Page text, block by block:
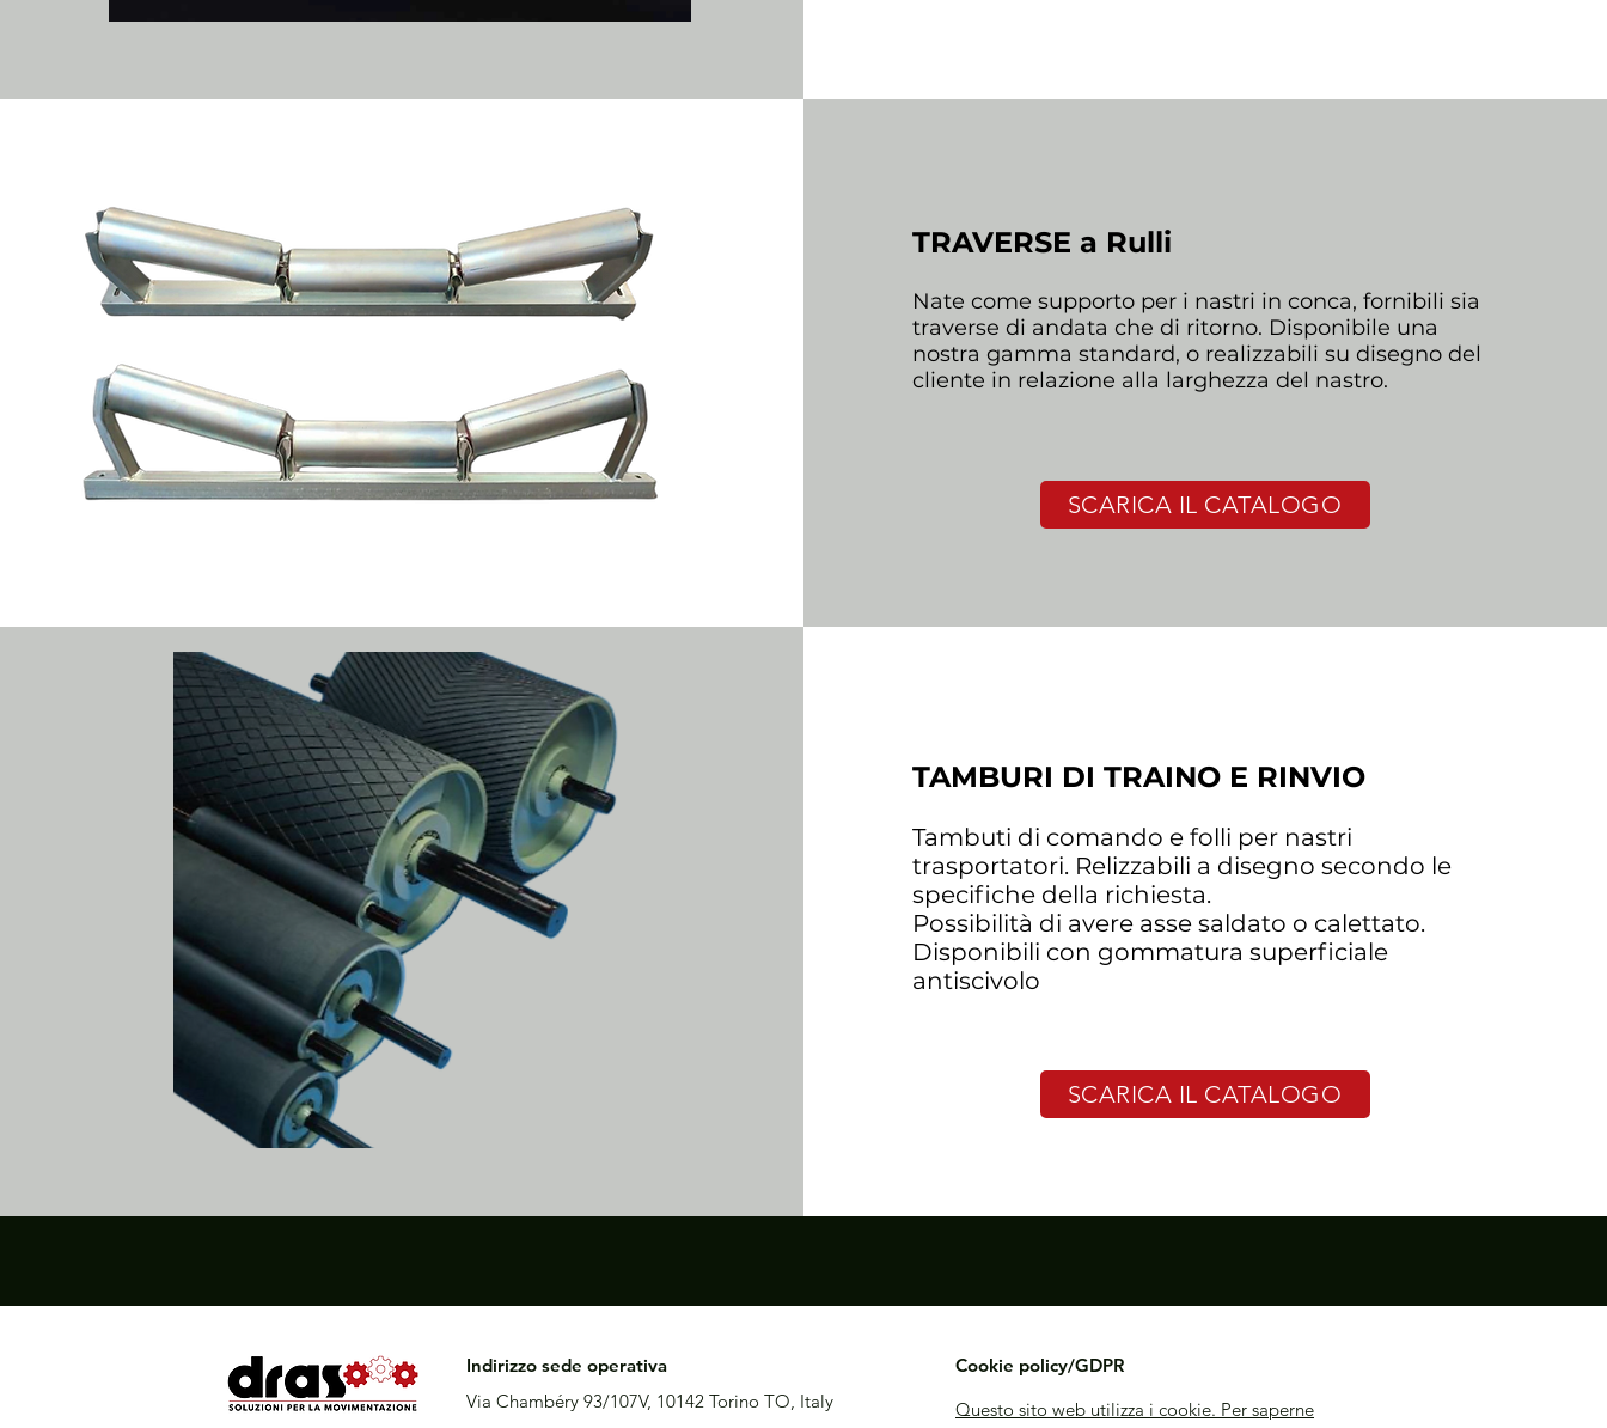
TRAVERSE a Rulli
Nate come supporto per i nastri in conca, fornibili sia
traverse di andata che di ritorno. Disponibile una
nostra gamma standard, o realizzabili su disegno del
cliente in relazione alla larghezza del nastro.
SCARICA IL CATALOGO
TAMBURI DI TRAINO E RINVIO
Tambuti di comando e folli per nastri
trasportatori. Relizzabili a disegno secondo le
specifiche della richiesta.
Possibilità di avere asse saldato o calettato.
Disponibili con gommatura superficiale
antiscivolo
SCARICA IL CATALOGO
Indirizzo sede operativa
Via Chambéry 93/107V, 10142 Torino TO, Italy
Cookie policy/GDPR
Questo sito web utilizza i cookie. Per saperne